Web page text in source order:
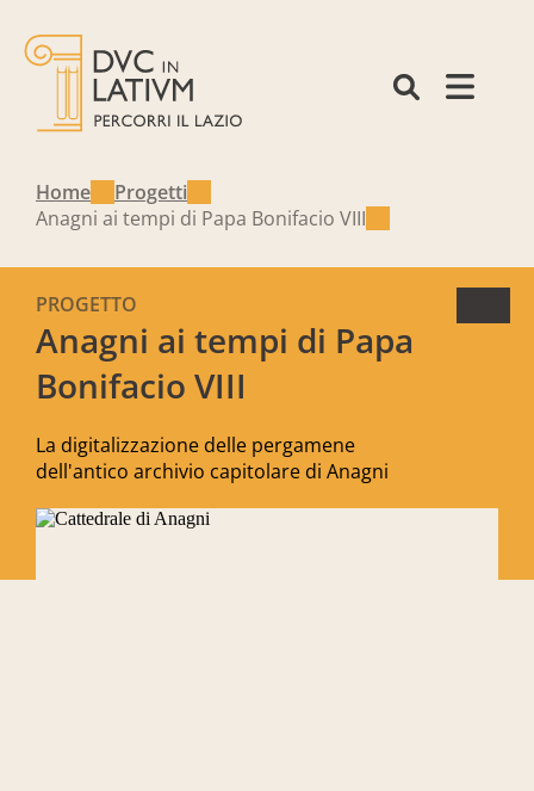
Home
Progetti
Anagni ai tempi di Papa Bonifacio VIII
Anagni ai tempi di Papa
Bonifacio VIII
PROGETTO
La digitalizzazione delle pergamene
dell'antico archivio capitolare di Anagni